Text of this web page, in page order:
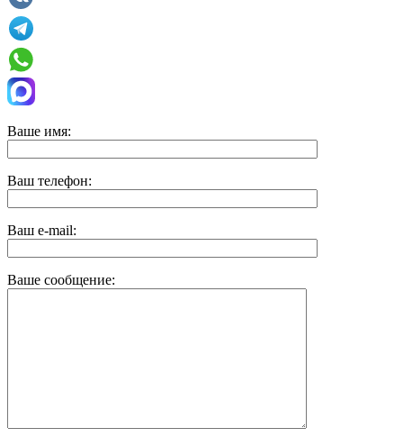
Ваше имя:
Ваш телефон:
Ваш e-mail:
Ваше сообщение: